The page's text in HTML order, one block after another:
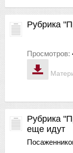
Рубрика
Просмотров:
Рубрика
еще идут